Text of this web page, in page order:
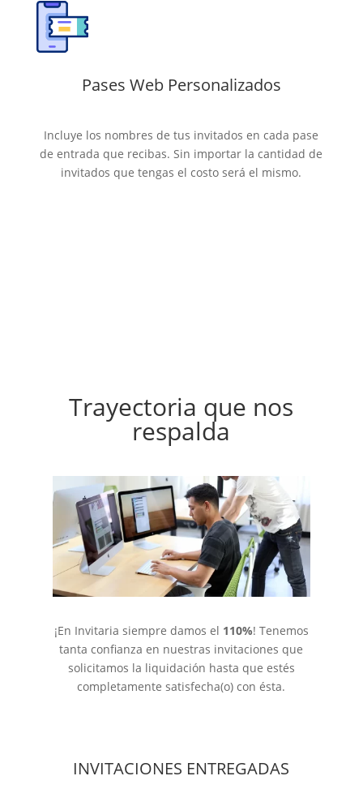
Pases Web Personalizados
Incluye los nombres de tus invitados en cada pase
de entrada que recibas. Sin importar la cantidad de
invitados que tengas el costo será el mismo.
Trayectoria que nos
respalda
¡En Invitaria siempre damos el 110%! Tenemos
tanta confianza en nuestras invitaciones que
solicitamos la liquidación hasta que estés
completamente satisfecha(o) con ésta.
INVITACIONES ENTREGADAS